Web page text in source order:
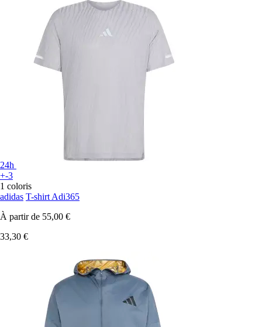
24h
+-3
1 coloris
adidas T-shirt Adi365
À partir de 55,00 €
33,30 €